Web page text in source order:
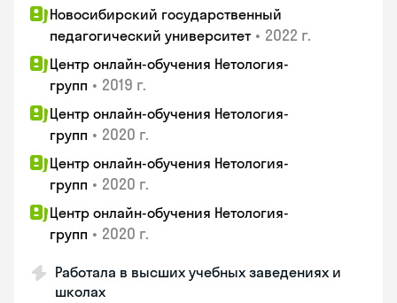
Новосибирский государственный
педагогический университет • 2022 г.
Центр онлайн-обучения Нетология-
групп • 2019 г.
Центр онлайн-обучения Нетология-
групп • 2020 г.
Центр онлайн-обучения Нетология-
групп • 2020 г.
Центр онлайн-обучения Нетология-
групп • 2020 г.
Работала в высших учебных заведениях и
школах